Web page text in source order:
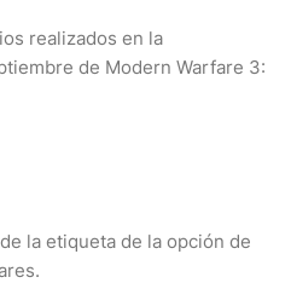
realizados en la
de Modern Warfare 3:
la etiqueta de la opción de